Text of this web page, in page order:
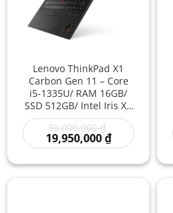
Lenovo ThinkPad X1
Carbon Gen 11 – Core
i5-1335U/ RAM 16GB/
SSD 512GB/ Intel Iris Xe
Graphics/ 14 inch –
Laptop Doanh Nhân
Cao Cấp Siêu Nhẹ Sang
30,000,000₫
gốc
là:
19,950,000₫Giá
hiện
là: